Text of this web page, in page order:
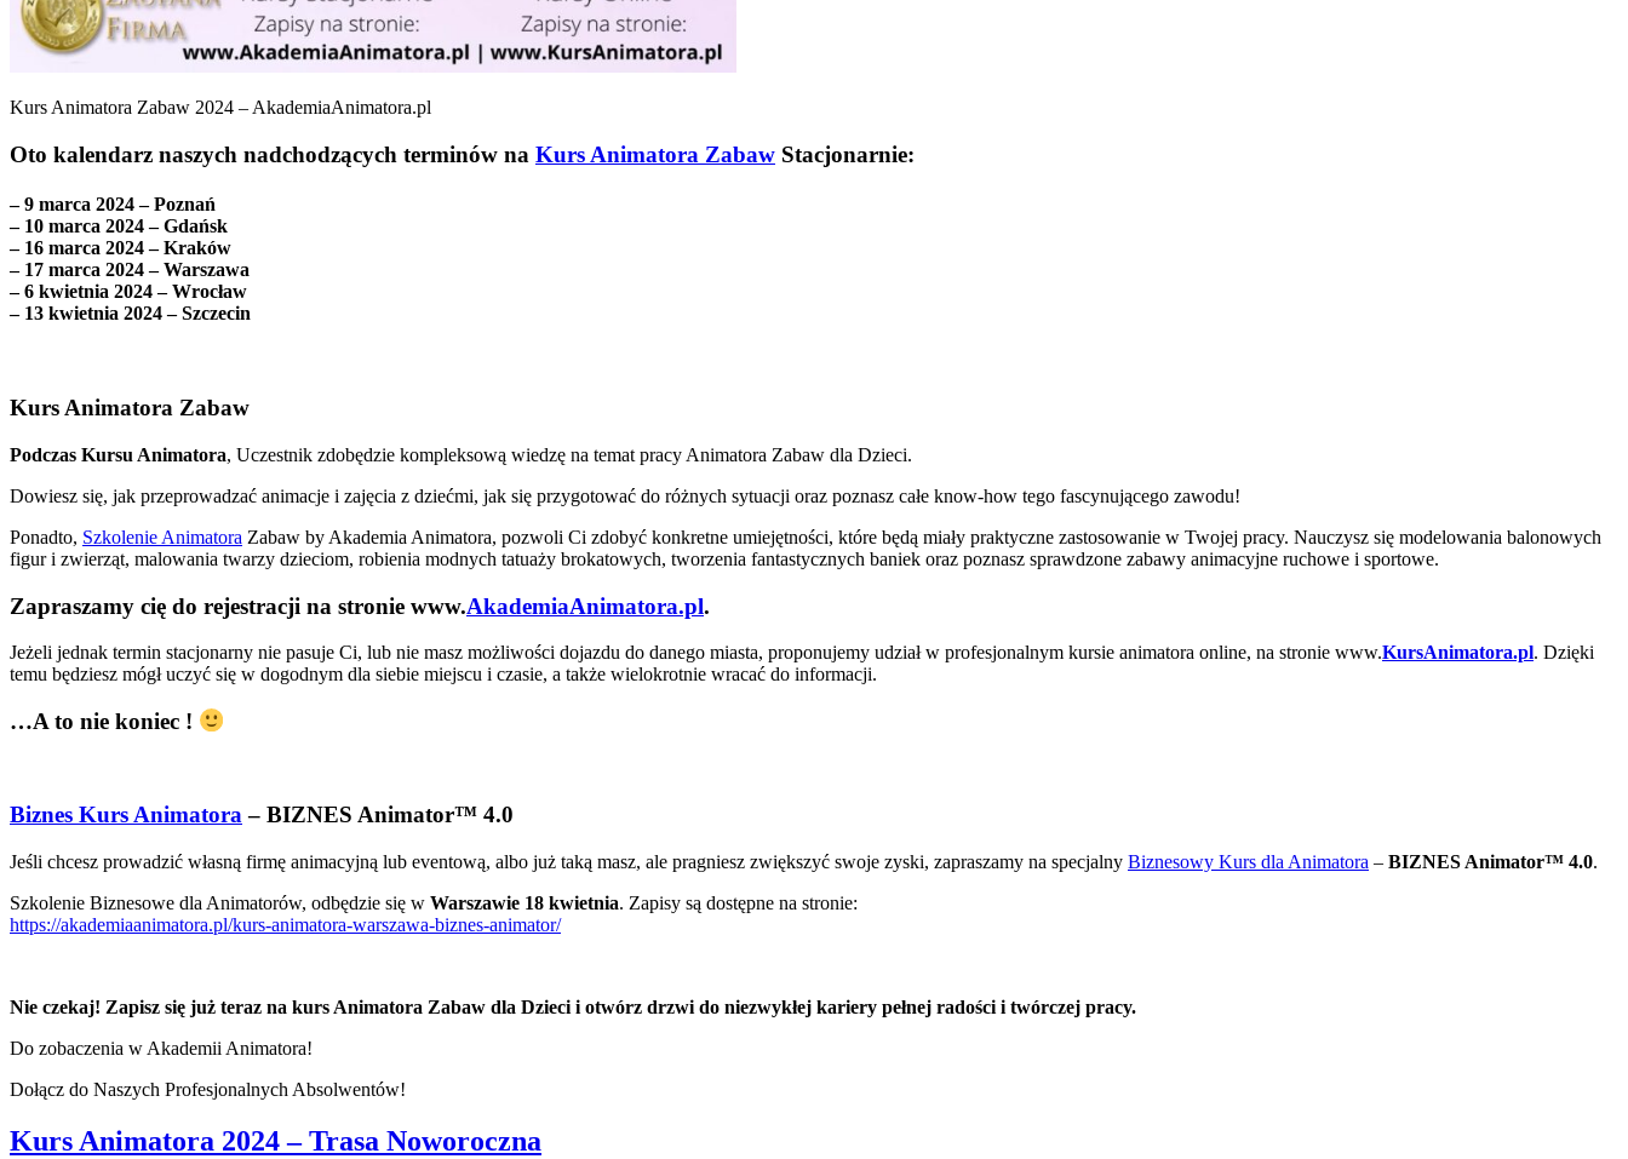
Kurs Animatora Zabaw 2024 – AkademiaAnimatora.pl
Oto kalendarz naszych nadchodzących terminów na Kurs Animatora Zabaw Stacjonarnie:
– 9 marca 2024 – Poznań
– 10 marca 2024 – Gdańsk
– 16 marca 2024 – Kraków
– 17 marca 2024 – Warszawa
– 6 kwietnia 2024 – Wrocław
– 13 kwietnia 2024 – Szczecin
Kurs Animatora Zabaw
Podczas Kursu Animatora, Uczestnik zdobędzie kompleksową wiedzę na temat pracy Animatora Zabaw dla Dzieci.
Dowiesz się, jak przeprowadzać animacje i zajęcia z dziećmi, jak się przygotować do różnych sytuacji oraz poznasz całe know-how tego fascynującego zawodu!
Ponadto, Szkolenie Animatora Zabaw by Akademia Animatora, pozwoli Ci zdobyć konkretne umiejętności, które będą miały praktyczne zastosowanie w Twojej pracy. Nauczysz się modelowania balonowych
figur i zwierząt, malowania twarzy dzieciom, robienia modnych tatuaży brokatowych, tworzenia fantastycznych baniek oraz poznasz sprawdzone zabawy animacyjne ruchowe i sportowe.
Zapraszamy cię do rejestracji na stronie www.AkademiaAnimatora.pl.
Jeżeli jednak termin stacjonarny nie pasuje Ci, lub nie masz możliwości dojazdu do danego miasta, proponujemy udział w profesjonalnym kursie animatora online, na stronie www.KursAnimatora.pl. Dzięki
temu będziesz mógł uczyć się w dogodnym dla siebie miejscu i czasie, a także wielokrotnie wracać do informacji.
…A to nie koniec !
Biznes Kurs Animatora– BIZNES Animator™ 4.0
Jeśli chcesz prowadzić własną firmę animacyjną lub eventową, albo już taką masz, ale pragniesz zwiększyć swoje zyski, zapraszamy na specjalny Biznesowy Kurs dla Animatora – BIZNES Animator™ 4.0.
Szkolenie Biznesowe dla Animatorów, odbędzie się w Warszawie 18 kwietnia. Zapisy są dostępne na stronie:
https://akademiaanimatora.pl/kurs-animatora-warszawa-biznes-animator/
Nie czekaj! Zapisz się już teraz na kurs Animatora Zabaw dla Dzieci i otwórz drzwi do niezwykłej kariery pełnej radości i twórczej pracy.
Do zobaczenia w Akademii Animatora!
Dołącz do Naszych Profesjonalnych Absolwentów!
Kurs Animatora 2024 – Trasa Noworoczna